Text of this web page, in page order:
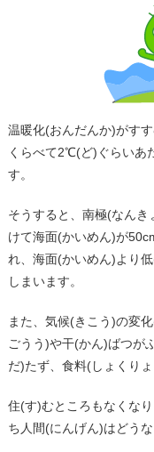
温暖化(おんだんか)がす
くらべて2℃(ど)ぐらいあ
す。
そうすると、南極(なん
けて海面(かいめん)が
れ、海面(かいめん)より
しまいます。
また、気候(きこう)の変
ごうう)や干(かん)ばつが
だ)たず、食料(しょくり
住(す)むところもなくな
ち人間(にんげん)はどう